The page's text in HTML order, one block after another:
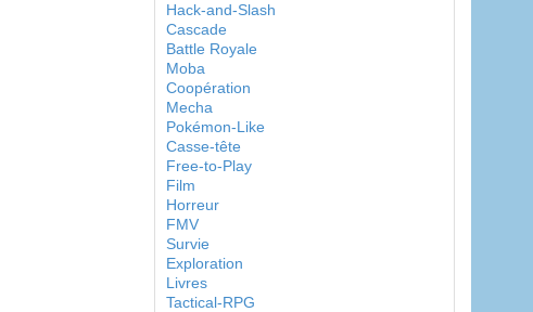
Hack-and-Slash
Cascade
Battle Royale
Moba
Coopération
Mecha
Pokémon-Like
Casse-tête
Free-to-Play
Film
Horreur
FMV
Survie
Exploration
Livres
Tactical-RPG